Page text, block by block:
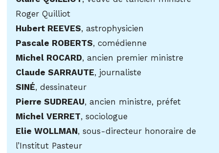
Roger Quilliot
Hubert REEVES, astrophysicien
Pascale ROBERTS, comédienne
Michel ROCARD, ancien premier ministre
Claude SARRAUTE, journaliste
SINÉ, dessinateur
Pierre SUDREAU, ancien ministre, préfet
Michel VERRET, sociologue
Elie WOLLMAN, sous-directeur honoraire de
l’Institut Pasteur